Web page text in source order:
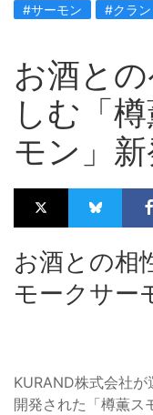
#サーモン #クラン
お酒と
しむ「
モン」
お酒との相
モークサー
KURAND株式会社
開発された「樽薫ス